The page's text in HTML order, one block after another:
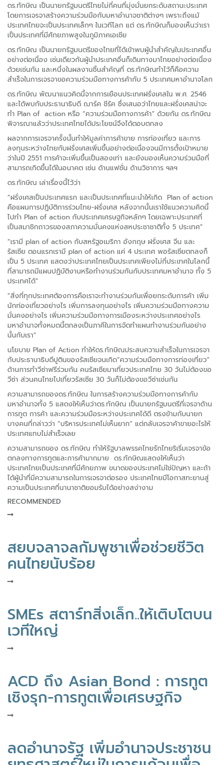
ดร.ทักษิณ เป็นนายกรัฐมนตรีไทยไม่กี่คนที่มุ่งมั่นยกระดับสถานะประเทศ
โดยการเจรจาสร้างความร่วมมือกับมหาอำนาจชาติต่างๆ เพราะถึงแม้
ประเทศไทยจะเป็นประเทศเล็กๆ ในเวทีโลก แต่ ดร.ทักษิณก็มองเห็นว่าเรา
เป็นประเทศที่มีศักยภาพสูงในภูมิภาคเอเชีย
ดร.ทักษิณ เป็นนายกรัฐมนตรีของไทยที่ได้เข้าพบผู้นำสำคัญในประเทศอื่น
อย่างต่อเนื่อง เช่นเดียวกันผู้นำประเทศอื่นก็เดินทางมาไทยอย่างต่อเนื่อง
ด้วยเช่นกัน และหนึ่งในผลงานชิ้นสำคัญที่ ดร.ทักษิณทำไว้ก็คือความ
สำเร็จในการเจรจาขอความร่วมมือทางการค้ากับ 5 ประเทศมหาอำนาจโลก
ดร.ทักษิณ พัฒนาแนวคิดนี้จากการเยือนประเทศฝรั่งเศสใน พ.ศ. 2546
และได้พบกับประธานาธิบดี ฌาร์ค ชีรัค ซึ่งเสนอว่าไทยและฝรั่งเศสน่าจะ
ทำ Plan of action หรือ “ความร่วมมือทางการค้า” ด้วยกัน ดร.ทักษิณ
พิจารณาแล้วว่าประเทศไทยได้ประโยชน์จึงได้ตอบตกลง
ผลจากการเจรจาครั้งนั้นทำให้มูลค่าการค้าขาย การท่องเที่ยว และการ
ลงทุนระหว่างไทยกับฝรั่งเศสเพิ่มขึ้นอย่างต่อเนื่องจนมีการตั้งเป้าหมาย
ว่าในปี 2551 การค้าจะเพิ่มขึ้นเป็นสองเท่า และยังมองเห็นความร่วมมือที่
สามารถเกิดขึ้นได้ในอนาคต เช่น ด้านแฟชั่น ด้านวิชาการ ฯลฯ
ดร.ทักษิณ เล่าเรื่องนี้ไว้ว่า
“ฝรั่งเศสเป็นประเทศแรก และเป็นประเทศที่แนะนำให้เกิด Plan of action
คือแผนการปฏิบัติการร่วมไทย-ฝรั่งเศส หลังจากนั้นเราใช้แนวความคิดนี้
ไปทำ Plan of action กับประเทศเศรษฐกิจหลักๆ โดยเฉพาะประเทศที่
เป็นสมาชิกถาวรของสภาความมั่นคงแห่งสหประชาชาติทั้ง 5 ประเทศ”
“เรามี plan of action กับสหรัฐอเมริกา อังกฤษ ฝรั่งเศส จีน และ
รัสเซีย ตอนแรกเรามี plan of action แค่ 4 ประเทศ พอรัสเซียตกลงก็
เป็น 5 ประเทศ แสดงว่าประเทศไทยเป็นประเทศเพียงไม่กี่ประเทศในโลกนี้
ที่สามารถมีแผนปฏิบัติงานหรือทำงานร่วมกันกับประเทศมหาอำนาจ ทั้ง 5
ประเทศได้”
“สิ่งที่ทุกประเทศต้องการคือเราจะทำงานร่วมกันเพื่อยกระดับการค้า เพิ่ม
นักท่องเที่ยวอย่างไร เพิ่มการลงทุนอย่างไร เพิ่มความร่วมมือทางความ
มั่นคงอย่างไร เพิ่มความร่วมมือทางการเมืองระหว่างประเทศอย่างไร
มหาอำนาจทั้งหมดนี้ตกลงเป็นภาคีในการจัดทำแผนทำงานร่วมกันอย่าง
นั้นกับเรา”
นโยบาย Plan of Action ทำให้ดร.ทักษิณประสบความสำเร็จในการเจรจา
กับประธานาธิบดีปูตินของรัสเซียจนเกิด“ความร่วมมือทางการท่องเที่ยว”
ด้านการทำวีซ่าฟรีร่วมกัน คนรัสเซียมาเที่ยวประเทศไทย 30 วันไม่ต้องขอ
วีซ่า ส่วนคนไทยไปเที่ยวรัสเซีย 30 วันก็ไม่ต้องขอวีซ่าเช่นกัน
ความสามารถของดร.ทักษิณ ในการสร้างความร่วมมือทางการค้ากับ
มหาอำนาจทั้ง 5 แสดงให้เห็นว่าดร.ทักษิณ เป็นนายกรัฐมนตรีที่เจรจาด้าน
การทูต การค้า และความร่วมมือระหว่างประเทศได้ดี ตรงข้ามกับนายก
บางคนที่กล่าวว่า “บริหารประเทศไม่เห็นยาก” แต่กลับเจรจาค้าขายอะไรให้
ประเทศแทบไม่สำเร็จเลย
ความสามารถของ ดร.ทักษิณ ทำให้รัฐบาลพรรคไทยรักไทยริเริ่มเจรจาข้อ
ตกลงทางการทูตและการค้ามากมาย ดร.ทักษิณแสดงให้เห็นว่า
ประเทศไทยเป็นประเทศที่มีศักยภาพ ขนาดของประเทศไม่ใช่ปัญหา และถ้า
ได้ผู้นำที่มีความสามารถในการเจรจาต่อรอง ประเทศไทยมีโอกาสทะยานสู่
ความเป็นประเทศที่นานาชาติยอมรับได้อย่างสง่างาม
RECOMMENDED
สยบจลาจลกัมพูชาเพื่อช่วยชีวิต
คนไทยนับร้อย
SMEs สตาร์ทสิ่งเล็ก..ให้เติบโตบน
เวทีใหญ่
ACD ถึง Asian Bond : การทูต
เชิงรุก-การทูตเพื่อเศรษฐกิจ
ลดอำนาจรัฐ เพิ่มอำนาจประชาชน